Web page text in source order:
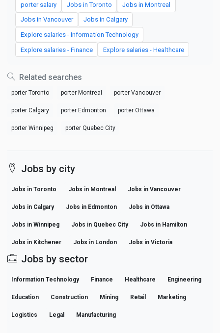
porter salary Jobs in Toronto Jobs in Montreal
Jobs in Vancouver Jobs in Calgary
Explore salaries - Information Technology
Explore salaries - Finance Explore salaries - Healthcare
Related searches
porter Toronto porter Montreal porter Vancouver
porter Calgary porter Edmonton porter Ottawa
porter Winnipeg porter Quebec City
Jobs by city
Jobs in Toronto Jobs in Montreal Jobs in Vancouver
Jobs in Calgary Jobs in Edmonton Jobs in Ottawa
Jobs in Winnipeg Jobs in Quebec City Jobs in Hamilton
Jobs in Kitchener Jobs in London Jobs in Victoria
Jobs by sector
Information Technology Finance Healthcare Engineering
Education Construction Mining Retail Marketing
Logistics Legal Manufacturing